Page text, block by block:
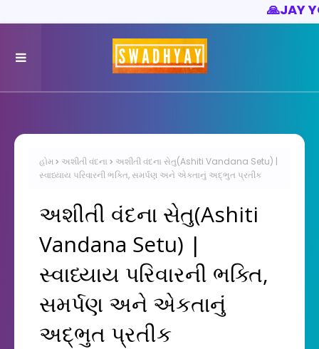
JAY YOGESHWAR
હોમ અશીતી વંદના
અશીતી વંદના સેતુ(Ashiti Vandana Setu) |
સ્વાધ્યાય પરિવારની ભક્તિ, સમર્પણ અને એકતાનું અદ્ભુત પ્રતીક
અશીતી વંદના સેતુ(Ashiti
Vandana Setu) |
સ્વાધ્યાય પરિવારની ભક્તિ,
સમર્પણ અને એકતાનું
અદ્ભુત પ્રતીક